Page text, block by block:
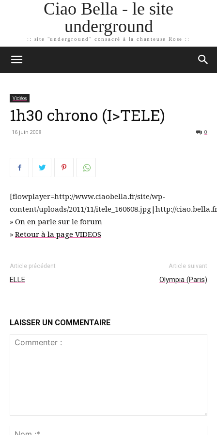
Ciao Bella - le site
underground
:: site "underground" consacré à la chanteuse Rose ::
Vidéos
1h30 chrono (I>TELE)
16 juin 2008 0
[flowplayer=http://www.ciaobella.fr/site/wp-
content/uploads/2011/11/itele_160608.jpg|http://
» On en parle sur le forum
» Retour à la page VIDEOS
Article précédent
ELLE
Article suivant
Olympia (Paris)
LAISSER UN COMMENTAIRE